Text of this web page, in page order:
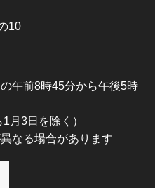
10
午前8時45分から午後5時
月3日を除く）
なる場合があります